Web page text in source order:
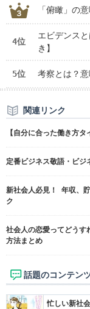
「俯瞰」の
4位
エビデンス
き】
5位 考察とは？
関連リンク
【自分に合った働き方
定番ビジネス敬語・ビジ
新社会人必見！ 年収、
ク
社会人の恋愛ってどうす
方法まとめ
話題のコンテン
忙しい新社